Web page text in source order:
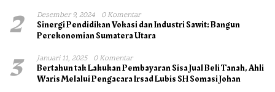
2 Desember 9, 2024 0 Komentar
Sinergi Pendidikan Vokasi dan Industri Sawit: Bangun
Perekonomian Sumatera Utara
3 Januari 11, 2025 0 Komentar
Bertahun tak Lakukan Pembayaran Sisa Jual Beli Tanah, Ahli
Waris Melalui Pengacara Irsad Lubis SH Somasi Johan